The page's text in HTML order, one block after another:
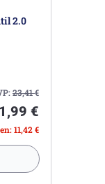
2.0
23,41€
€
11,42 €